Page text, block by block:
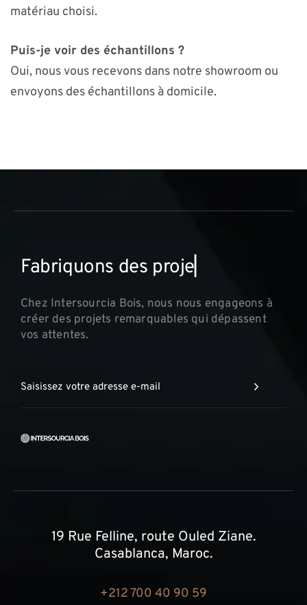
matériau choisi.
Puis-je voir des échantillons ?
Oui, nous vous recevons dans notre showroom ou
envoyons des échantillons à domicile.
Fabriquons des proje
Chez Intersourcia Bois, nous nous engageons à
créer des projets remarquables qui dépassent
vos attentes.
19 Rue Felline, route Ouled Ziane.
Casablanca, Maroc.
+212 700 40 90 59